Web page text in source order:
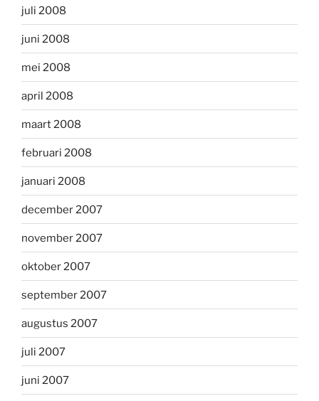
juli 2008
juni 2008
mei 2008
april 2008
maart 2008
februari 2008
januari 2008
december 2007
november 2007
oktober 2007
september 2007
augustus 2007
juli 2007
juni 2007